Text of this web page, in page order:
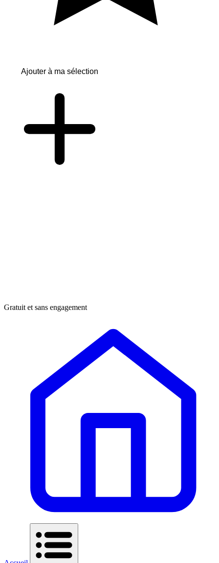
Ajouter à ma sélection
Gratuit et sans engagement